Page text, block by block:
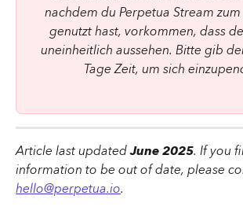
nachdem du Perpetua Stream
genutzt hast, vorkommen, dass
uneinheitlich aussehen. Bitte gib
Tage Zeit, um sich
Article last updated June 2025. If you
information to be out of date, please
hello@perpetua.io.